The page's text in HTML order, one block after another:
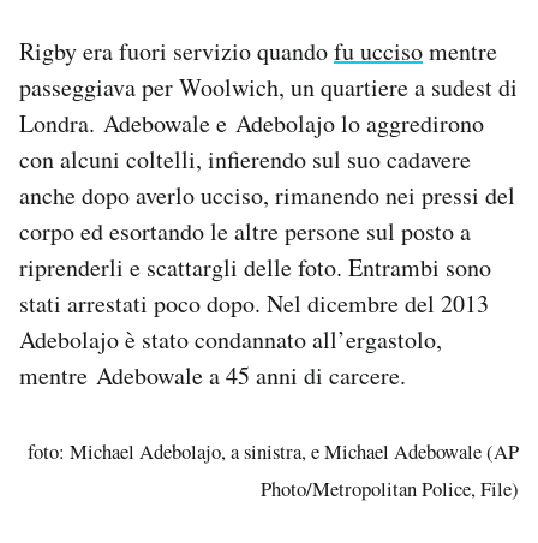
Rigby era fuori servizio quandofu uccisomentre
passeggiava per Woolwich, un quartiere a sudest di
Londra. Adebowale e Adebolajo lo aggredirono
con alcuni coltelli, infierendo sul suo cadavere
anche dopo averlo ucciso, rimanendo nei pressi del
corpo ed esortando le altre persone sul posto a
riprenderli e scattargli delle foto. Entrambi sono
stati arrestati poco dopo. Nel dicembre del 2013
Adebolajo è stato condannato all’ergastolo,
mentre Adebowale a 45 anni di carcere.
foto: Michael Adebolajo, a sinistra, e Michael Adebowale (AP
Photo/Metropolitan Police, File)